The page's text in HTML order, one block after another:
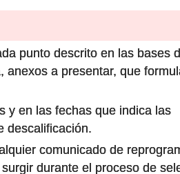
punto descrito en las bases
a presentar, que
y en las fechas que indica las
descalificación.
comunicado de
durante el proceso de